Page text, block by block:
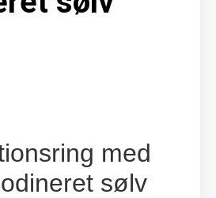
med
sølv